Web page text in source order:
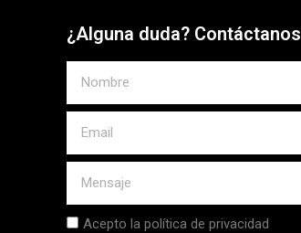
¿Alguna duda? Contáctanos
Acepto la política de privacidad